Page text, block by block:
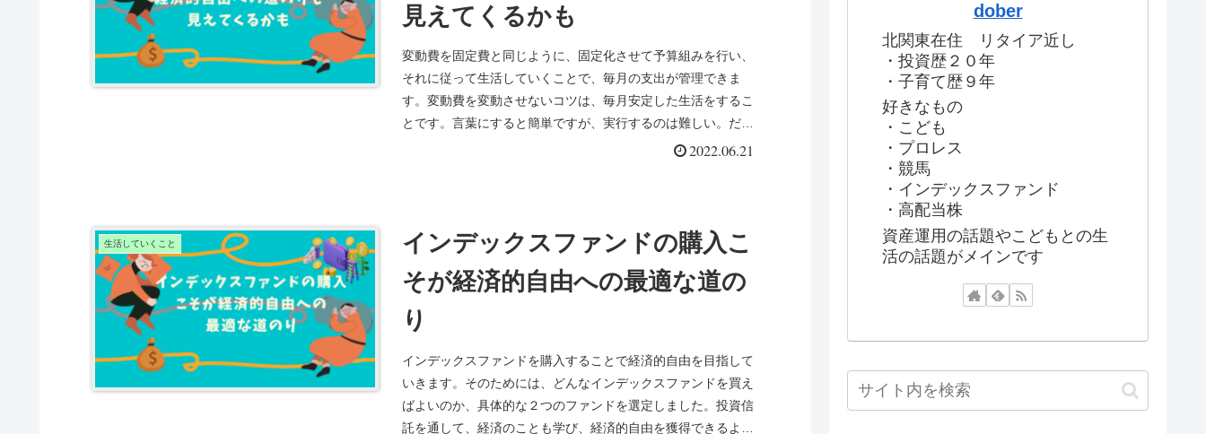
見えてくるかも
変動費を固定費と同じように、固定化させて予算組みを行い、
それに従って生活していくことで、毎月の支出が管理できま
す。変動費を変動させないコツは、毎月安定した生活をするこ
とです。言葉にすると簡単ですが、実行するのは難しい。だか
2022.06.21
生活していくこと
インデックスファンドの購入こ
そが経済的自由への最適な道の
り
インデックスファンドを購入することで経済的自由を目指して
いきます。そのためには、どんなインデックスファンドを買え
ばよいのか、具体的な２つのファンドを選定しました。投資信
託を通して、経済のことも学び、経済的自由を獲得できるよう
dober
北関東在住 リタイア近し
・投資歴２０年
・子育て歴９年
好きなもの
・こども
・プロレス
・競馬
・インデックスファンド
・高配当株
資産運用の話題やこどもとの生
活の話題がメインです